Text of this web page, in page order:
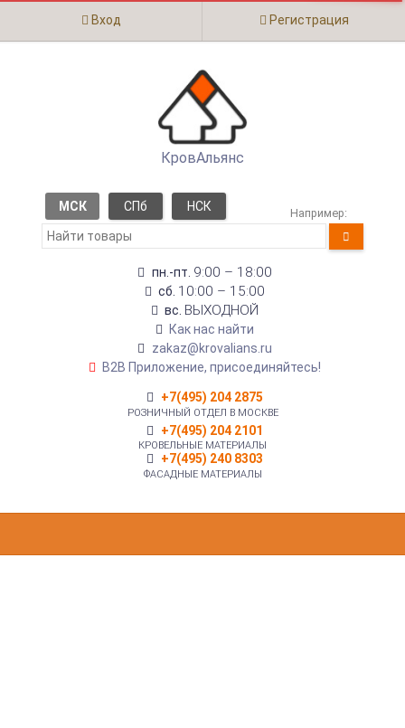
Вход Регистрация
КровАльянс
МСК СПб НСК Например:
пн.-пт. 9:00 – 18:00
сб. 10:00 – 15:00
вс. ВЫХОДНОЙ
Как нас найти
zakaz@krovalians.ru
B2B Приложение, присоединяйтесь!
+7(495) 204 2875
РОЗНИЧНЫЙ ОТДЕЛ В МОСКВЕ
+7(495) 204 2101
КРОВЕЛЬНЫЕ МАТЕРИАЛЫ
+7(495) 240 8303
ФАСАДНЫЕ МАТЕРИАЛЫ